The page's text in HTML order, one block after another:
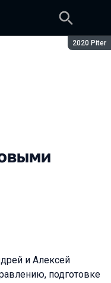
Season:
2020 Piter
и Алексей
подготовке